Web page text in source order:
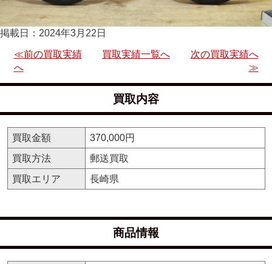
掲載日：2024年3月22日
≪前の買取実績
へ
買取実績一覧へ
次の買取実績へ
≫
買取内容
買取金額
370,000円
買取方法
郵送買取
買取エリア
長崎県
商品情報